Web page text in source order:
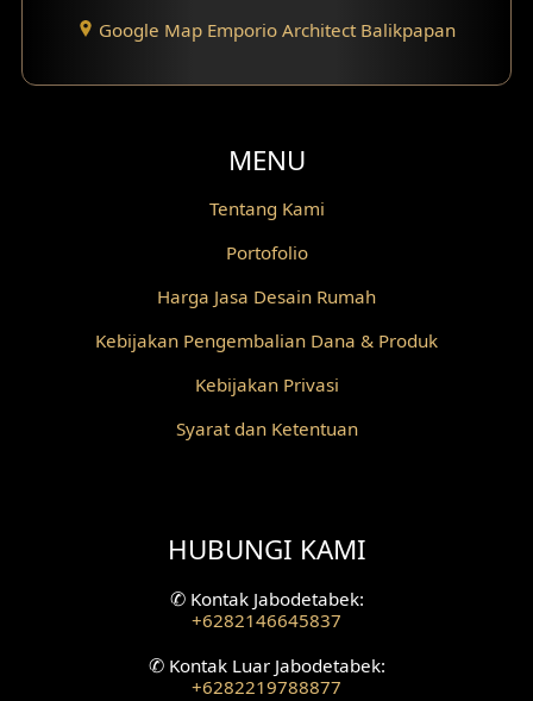
Desain Partisi
Desain Fasad Depan
Desain Fasad Belakang
Desain Ruang Studio Musik
Fasad Rumah American Style
Desain Interior Villa
Google Map Emporio Architect Balikpapan
MENU
Tentang Kami
Portofolio
Harga Jasa Desain Rumah
Kebijakan Pengembalian Dana & Produk
Kebijakan Privasi
Syarat dan Ketentuan
HUBUNGI KAMI
✆Kontak Jabodetabek:
+6282146645837
✆Kontak Luar Jabodetabek:
+6282219788877